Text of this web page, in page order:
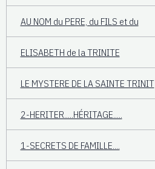
AU NOM du PERE, du FILS et du
ELISABETH de la TRINITE
LE MYSTERE DE LA SAINTE TRINIT
2-HERITER.....HÉRITAGE.....
1-SECRETS DE FAMILLE....